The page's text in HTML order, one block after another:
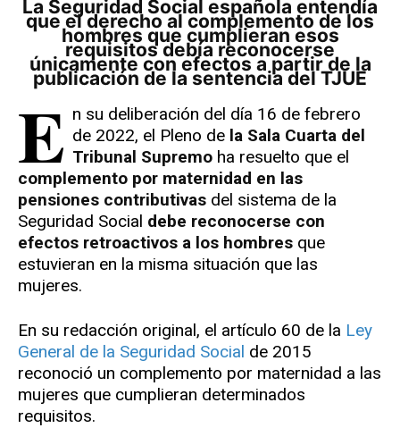
La Seguridad Social española entendía
que el derecho al complemento de los
hombres que cumplieran esos
requisitos debía reconocerse
únicamente con efectos a partir de la
publicación de la sentencia del TJUE
E n su deliberación del día 16 de febrero
de 2022, el Pleno de la Sala Cuarta del
Tribunal Supremo ha resuelto que el
complemento por maternidad en las
pensiones contributivas del sistema de la
Seguridad Social debe reconocerse con
efectos retroactivos a los hombres que
estuvieran en la misma situación que las
mujeres.
En su redacción original, el artículo 60 de la Ley
General de la Seguridad Social de 2015
reconoció un complemento por maternidad a las
mujeres que cumplieran determinados
requisitos.